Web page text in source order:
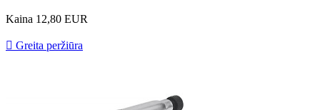
Kaina 12,80 EUR
 Greita peržiūra